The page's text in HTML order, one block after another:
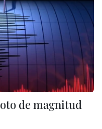
de magnitud